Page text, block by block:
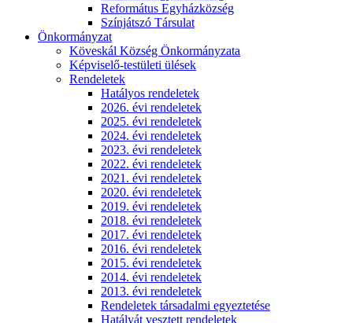
Református Egyházközség
Színjátszó Társulat
Önkormányzat
Köveskál Község Önkormányzata
Képviselő-testületi ülések
Rendeletek
Hatályos rendeletek
2026. évi rendeletek
2025. évi rendeletek
2024. évi rendeletek
2023. évi rendeletek
2022. évi rendeletek
2021. évi rendeletek
2020. évi rendeletek
2019. évi rendeletek
2018. évi rendeletek
2017. évi rendeletek
2016. évi rendeletek
2015. évi rendeletek
2014. évi rendeletek
2013. évi rendeletek
Rendeletek társadalmi egyeztetése
Hatályát vesztett rendeletek